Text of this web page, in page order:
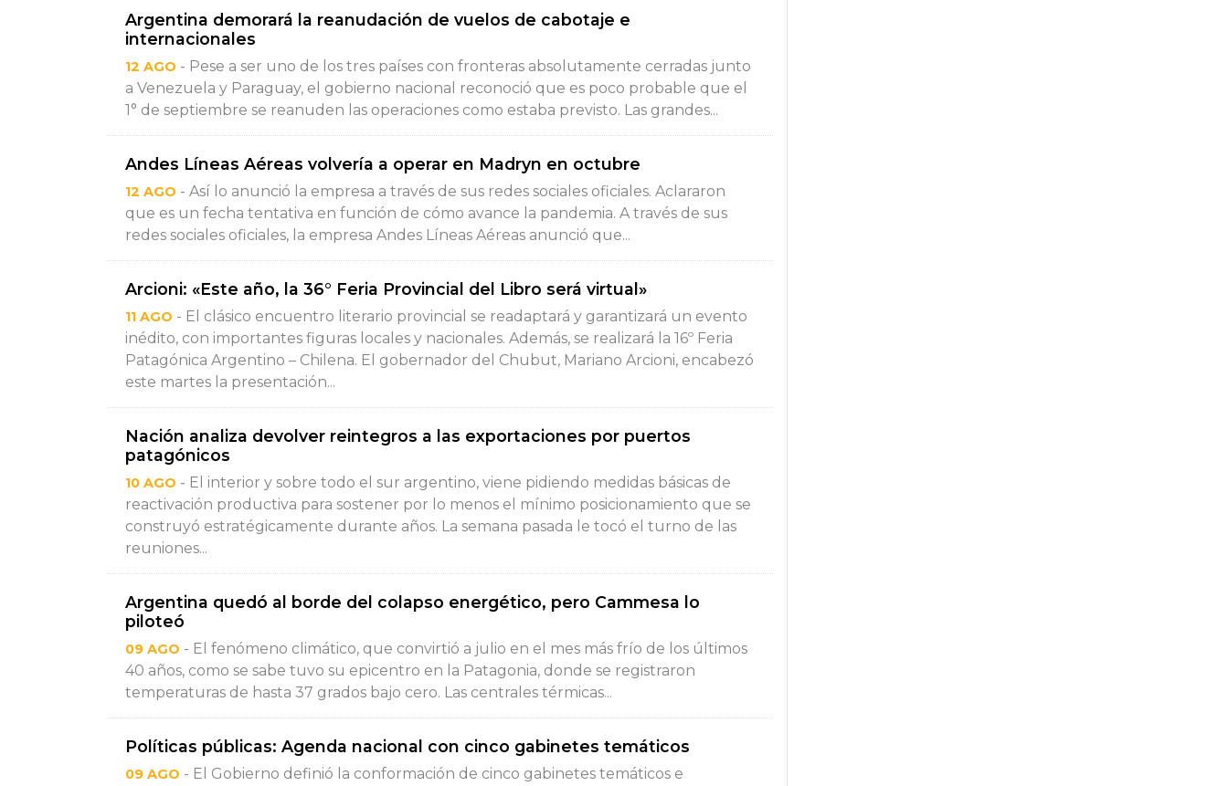
Argentina demorará la reanudación de vuelos de cabotaje e
internacionales
12 AGO - Pese a ser uno de los tres países con fronteras absolutamente cerradas junto
a Venezuela y Paraguay, el gobierno nacional reconoció que es poco probable que el
1° de septiembre se reanuden las operaciones como estaba previsto. Las grandes...
Andes Líneas Aéreas volvería a operar en Madryn en octubre
12 AGO - Así lo anunció la empresa a través de sus redes sociales oficiales. Aclararon
que es un fecha tentativa en función de cómo avance la pandemia. A través de sus
redes sociales oficiales, la empresa Andes Líneas Aéreas anunció que...
Arcioni: «Este año, la 36° Feria Provincial del Libro será virtual»
11 AGO - El clásico encuentro literario provincial se readaptará y garantizará un evento
inédito, con importantes figuras locales y nacionales. Además, se realizará la 16º Feria
Patagónica Argentino – Chilena. El gobernador del Chubut, Mariano Arcioni, encabezó
este martes la presentación...
Nación analiza devolver reintegros a las exportaciones por puertos
patagónicos
10 AGO - El interior y sobre todo el sur argentino, viene pidiendo medidas básicas de
reactivación productiva para sostener por lo menos el mínimo posicionamiento que se
construyó estratégicamente durante años. La semana pasada le tocó el turno de las
reuniones...
Argentina quedó al borde del colapso energético, pero Cammesa lo
piloteó
09 AGO - El fenómeno climático, que convirtió a julio en el mes más frío de los últimos
40 años, como se sabe tuvo su epicentro en la Patagonia, donde se registraron
temperaturas de hasta 37 grados bajo cero. Las centrales térmicas...
Políticas públicas: Agenda nacional con cinco gabinetes temáticos
09 AGO - El Gobierno definió la conformación de cinco gabinetes temáticos e